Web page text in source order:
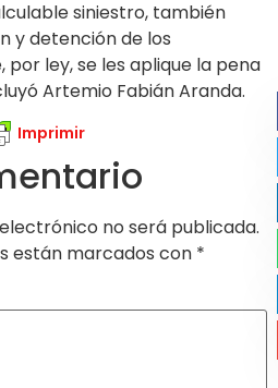
siniestro, también
y detención de los
por ley, se les aplique la pena
Artemio Fabián Aranda.
Imprimir
no será publicada.
están marcados con *